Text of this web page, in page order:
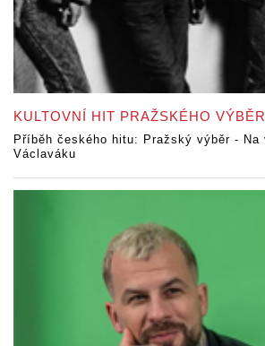
KULTOVNÍ HIT PRAŽSKÉHO
Příběh českého hitu: Pražský výběr - Na
Václaváku